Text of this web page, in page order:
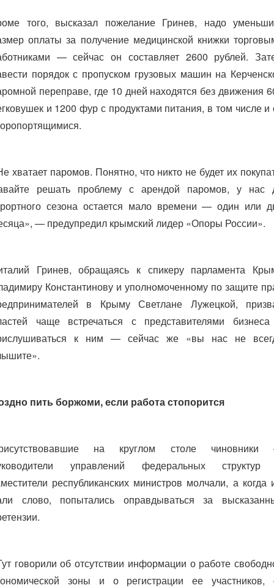
того, высказал пожелание Гринев, надо
оплаты за получение медицинской книжки
— сейчас он составляет 2600 рублей.
порядок с пропуском грузовых машин на
переправе, где 10 дней находятся без движения
и 1200 фур с продуктами питания, в том числе и
хватает паромов. Понятно, что никто не будет их
решать проблему с арендой паромов, у нас
сезона остается мало времени — один или
— предупредил крымский лидер «Опоры России».
Гринев, обращаясь к спикеру парламента
Константинову и уполномоченному по защите
в Крыму Светлане Лужецкой,
чаще встречаться с представителями
к ним — сейчас же «вы нас не
пить боржоми, если работа стопорится
на круглом столе
управлений федеральных
республиканских министров молчали, а когда
слово, попытались оправдываться за
говорили об отсутствии информации о работе
зоны и о регистрации ее